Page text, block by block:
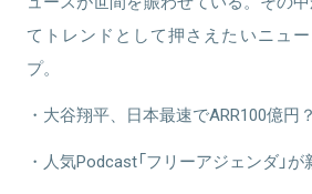
てトレンドとして押さえたいニュ
プ。
・大谷翔平、日本最速でARR100億円？
・人気Podcast「フリーアジェンダ」